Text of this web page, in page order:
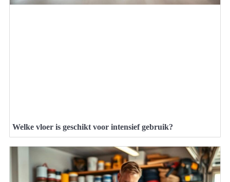
Welke vloer is geschikt voor intensief gebruik?